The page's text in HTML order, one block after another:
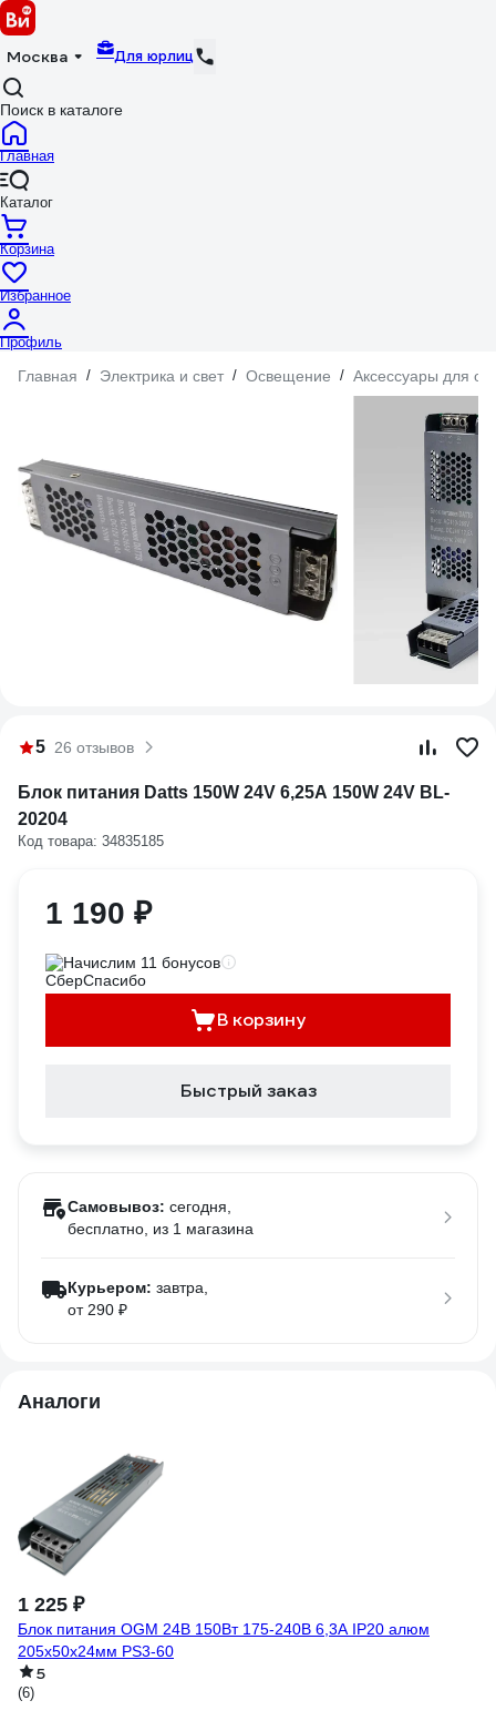
Москва Для юрлиц
Поиск в каталоге
Главная
Каталог
Корзина
Избранное
Профиль
Главная / Электрика и свет / Освещение / Аксессуары для
5 26 отзывов
Блок питания Datts 150W 24V 6,25А 150W 24V BL-
20204
Код товара: 34835185
1 190 ₽
Начислим 11 бонусов
В корзину
Быстрый заказ
Самовывоз: сегодня,
бесплатно , из 1 магазина
Курьером: завтра,
от 290 ₽
Аналоги
1 225 ₽
Блок питания OGM 24В 150Вт 175-240В 6,3А IP20 алюм
205х50х24мм PS3-60
5
(6)